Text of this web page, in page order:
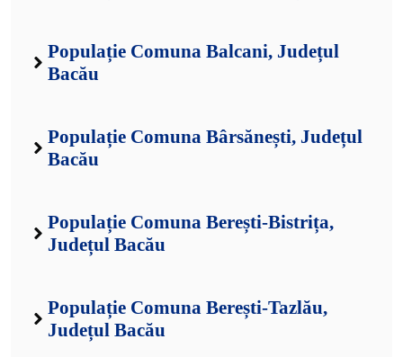
Populație Comuna Balcani, Județul
Bacău
Populație Comuna Bârsănești, Județul
Bacău
Populație Comuna Berești-Bistrița,
Județul Bacău
Populație Comuna Berești-Tazlău,
Județul Bacău